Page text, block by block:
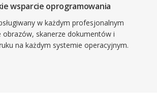
wsparcie oprogramowania
w każdym profesjonalnym
obrazów, skanerze dokumentów i
na każdym systemie operacyjnym.